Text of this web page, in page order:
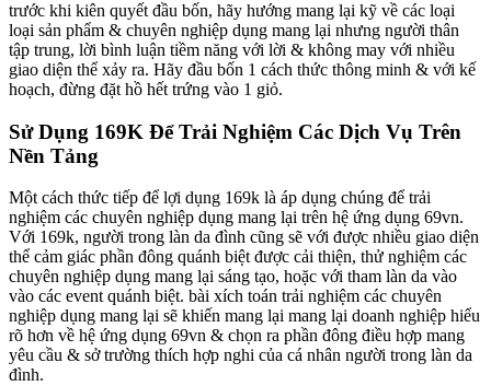
trước khi kiên quyết đầu bốn, hãy hướng mang lại kỹ về các loại
loại sản phẩm & chuyên nghiệp dụng mang lại nhưng người thân
tập trung, lời bình luận tiềm năng với lời & không may với nhiều
giao diện thể xảy ra. Hãy đầu bốn 1 cách thức thông minh & với kế
hoạch, đừng đặt hồ hết trứng vào 1 giỏ.
Sử Dụng 169K Để Trải Nghiệm Các Dịch Vụ Trên
Nền Tảng
Một cách thức tiếp để lợi dụng 169k là áp dụng chúng để trải
nghiệm các chuyên nghiệp dụng mang lại trên hệ ứng dụng 69vn.
Với 169k, người trong làn da đình cũng sẽ với được nhiều giao diện
thể cảm giác phần đông quánh biệt được cải thiện, thử nghiệm các
chuyên nghiệp dụng mang lại sáng tạo, hoặc với tham làn da vào
vào các event quánh biệt. bài xích toán trải nghiệm các chuyên
nghiệp dụng mang lại sẽ khiến mang lại mang lại doanh nghiệp hiểu
rõ hơn về hệ ứng dụng 69vn & chọn ra phần đông điều hợp mang
yêu cầu & sở trường thích hợp nghi của cá nhân người trong làn da
đình.